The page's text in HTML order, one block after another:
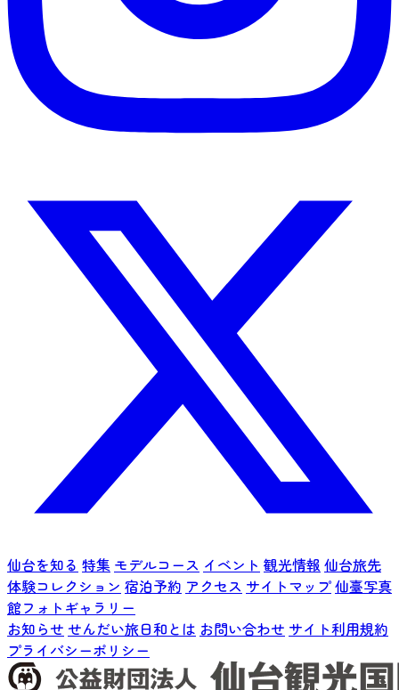
仙台を知る 特集 モデルコース イベント 観光情報 仙台旅先
体験コレクション 宿泊予約 アクセス サイトマップ仙臺写真
館フォトギャラリー
お知らせ せんだい旅日和とは お問い合わせ サイト利用規約
プライバシーポリシー